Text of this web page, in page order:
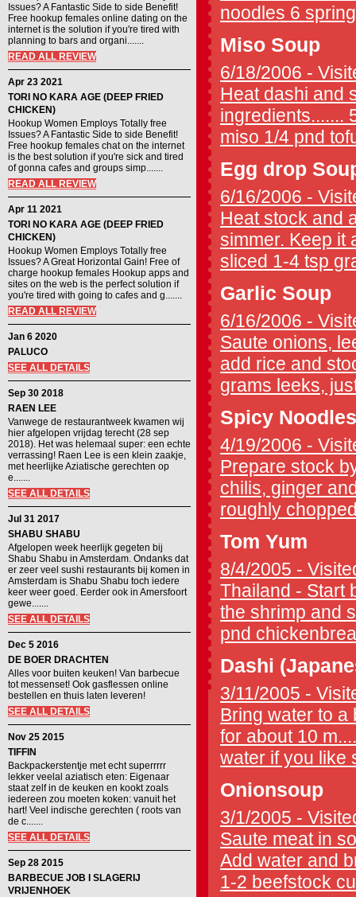
Issues? A Fantastic Side to side Benefit!
Free hookup females online dating on the
internet is the solution if you're tired with
planning to bars and organi.......
READ ALL REVIEW
Apr 23 2021
TORI NO KARA AGE (DEEP FRIED
CHICKEN)
Hookup Women Employs Totally free
Issues? A Fantastic Side to side Benefit!
Free hookup females chat on the internet
is the best solution if you're sick and tired
of gonna cafes and groups simp.......
READ ALL REVIEW
Apr 11 2021
TORI NO KARA AGE (DEEP FRIED
CHICKEN)
Hookup Women Employs Totally free
Issues? A Great Horizontal Gain! Free of
charge hookup females Hookup apps and
sites on the web is the perfect solution if
you're tired with going to cafes and g.......
READ ALL REVIEW
Jan 6 2020
PALUCO
SEE ALL DETAILS
Sep 30 2018
RAEN LEE
Vanwege de restaurantweek kwamen wij
hier afgelopen vrijdag terecht (28 sep
2018). Het was helemaal super: een echte
verrassing! Raen Lee is een klein zaakje,
met heerlijke Aziatische gerechten op
e.......
SEE ALL DETAILS
Jul 31 2017
SHABU SHABU
Afgelopen week heerlijk gegeten bij
Shabu Shabu in Amsterdam. Ondanks dat
er zeer veel sushi restaurants bij komen in
Amsterdam is Shabu Shabu toch iedere
keer weer goed. Eerder ook in Amersfoort
gewe.......
SEE ALL DETAILS
Dec 5 2016
DE BOER DRACHTEN
Alles voor buiten keuken! Van barbecue
tot messenset! Ook gasflessen online
bestellen en thuis laten leveren!
SEE ALL DETAILS
Nov 25 2015
TIFFIN
Backpackerstentje met echt superrrrr
lekker veelal aziatisch eten: Eigenaar
staat zelf in de keuken en kookt zoals
iedereen zou moeten koken: vanuit het
hart! Veel indische gerechten ( roots van
de c.......
SEE ALL DETAILS
Sep 28 2015
BARBECUE JOB I SLAGERIJ
VRIJENHOEK
noodles 6
Miso Soup
6/18/2006 -
Heat dashi and
ingredients.......
miso 1/4 pnd
Egg drop
6/16/2006 -
Heat stock and
simmer. Keep it
sliced 1-4 tsp
Garlic Soup
6/16/2006 -
Saute onions,
add rice and
grams leeks,
Spicy
4/19/2006 -
Prepare stock
chilis, ginger
roughly
Tom Yum
8/4/2005 -
Thailand - Start
the shrimp and
pnd
Dashi
3/11/2005 -
Bring water to a
for about 10
water if you like
Onionsoup
3/1/2005 -
Saute meat in
Add water and
1-2 beefstock